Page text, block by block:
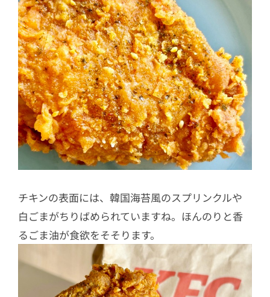
チキンの表面には、韓国海苔風のスプリンクルや
白ごまがちりばめられていますね。ほんのりと香
るごま油が食欲をそそります。